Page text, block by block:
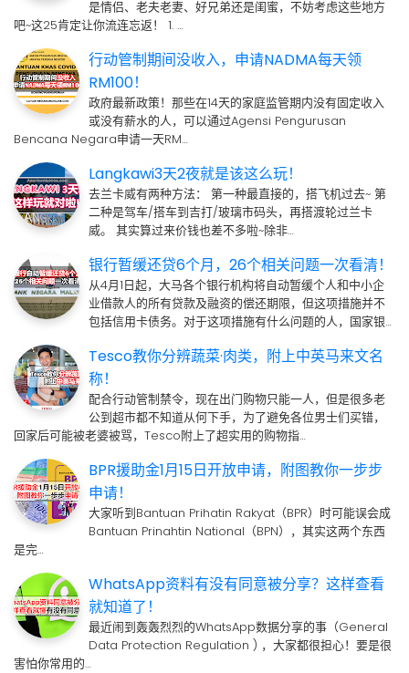
是情侣、老夫老妻、好兄弟还是闺蜜，不妨考虑这些地方
吧~这25肯定让你流连忘返！ 1. …
行动管制期间没收入，申请NADMA每天领
RM100！
政府最新政策！那些在14天的家庭监管期内没有固定收入
或没有薪水的人，可以通过Agensi Pengurusan
Bencana Negara申请一天RM…
Langkawi3天2夜就是该这么玩！
去兰卡威有两种方法： 第一种最直接的，搭飞机过去~ 第
二种是驾车/搭车到吉打/玻璃市码头，再搭渡轮过兰卡
威。 其实算过来价钱也差不多啦~除非…
银行暂缓还贷6个月，26个相关问题一次看清！
从4月1日起，大马各个银行机构将自动暂缓个人和中小企
业借款人的所有贷款及融资的偿还期限，但这项措施并不
包括信用卡债务。对于这项措施有什么问题的人，国家银…
Tesco教你分辨蔬菜·肉类，附上中英马来文名
称！
配合行动管制禁令，现在出门购物只能一人，但是很多老
公到超市都不知道从何下手，为了避免各位男士们买错，
回家后可能被老婆被骂，Tesco附上了超实用的购物指…
BPR援助金1月15日开放申请，附图教你一步步
申请！
大家听到Bantuan Prihatin Rakyat（BPR）时可能误会成
Bantuan Prinahtin National（BPN），其实这两个东西
是完…
WhatsApp资料有没有同意被分享？这样查看
就知道了！
最近闹到轰轰烈烈的WhatsApp数据分享的事（General
Data Protection Regulation ) ，大家都很担心！要是很
害怕你常用的…